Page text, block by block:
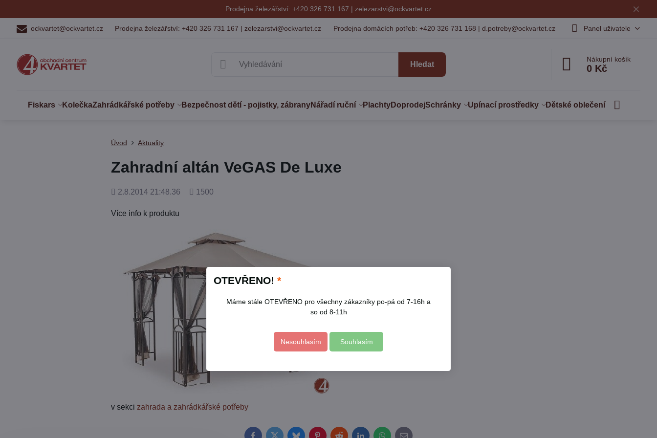
✕
Prodejna železářství: +420 326 731 167 | zelezarstvi@ockvartet.cz
ockvartet@ockvartet.cz Prodejna železářství: +420 326 731 167 | zelezarstvi@ockvartet.cz Prodejna domácích potřeb: +420 326 731 168 | d.potreby@ockvartet.cz Panel uživatele
Hledat
Nákupní košík
0 Kč
Fiskars KolečkaZahrádkářské potřeby Bezpečnost dětí - pojistky, zábranyNářadí ruční PlachtyDoprodejSchránky Upínací prostředky Dětské oblečení
Úvod Aktuality
Zahradní altán VeGAS De Luxe
Přidáno
2.8.2014 21:48.36
Počet
1500
Více info k produktu
v sekci zahrada a zahrádkářské potřeby
OTEVŘENO! *
Máme stále OTEVŘENO pro všechny zákazníky po-pá od 7-16h a
so od 8-11h
Nesouhlasím Souhlasím